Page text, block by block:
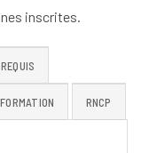
inscrites.
RNCP